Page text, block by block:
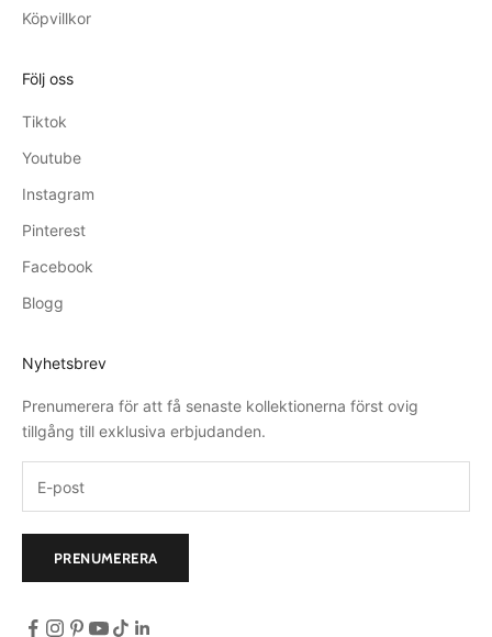
Köpvillkor
Följ oss
Tiktok
Youtube
Instagram
Pinterest
Facebook
Blogg
Nyhetsbrev
Prenumerera för att få senaste kollektionerna först ovig
tillgång till exklusiva erbjudanden.
PRENUMERERA